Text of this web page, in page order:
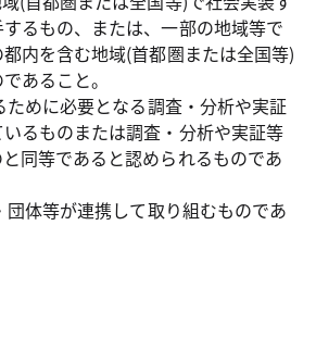
るもの、または、一部の地域等で
内を含む地域(首都圏または全国等)
あること。
めに必要となる調査・分析や実証
るものまたは調査・分析や実証等
同等であると認められるものであ
体等が連携して取り組むものであ